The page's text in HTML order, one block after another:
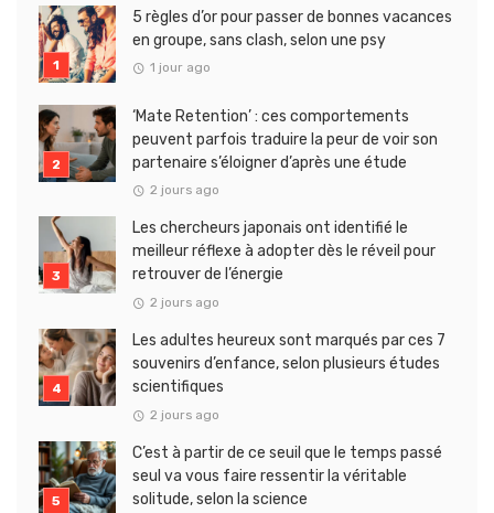
5 règles d’or pour passer de bonnes vacances
en groupe, sans clash, selon une psy
1 jour ago
‘Mate Retention’ : ces comportements
peuvent parfois traduire la peur de voir son
partenaire s’éloigner d’après une étude
2 jours ago
Les chercheurs japonais ont identifié le
meilleur réflexe à adopter dès le réveil pour
retrouver de l’énergie
2 jours ago
Les adultes heureux sont marqués par ces 7
souvenirs d’enfance, selon plusieurs études
scientifiques
2 jours ago
C’est à partir de ce seuil que le temps passé
seul va vous faire ressentir la véritable
solitude, selon la science